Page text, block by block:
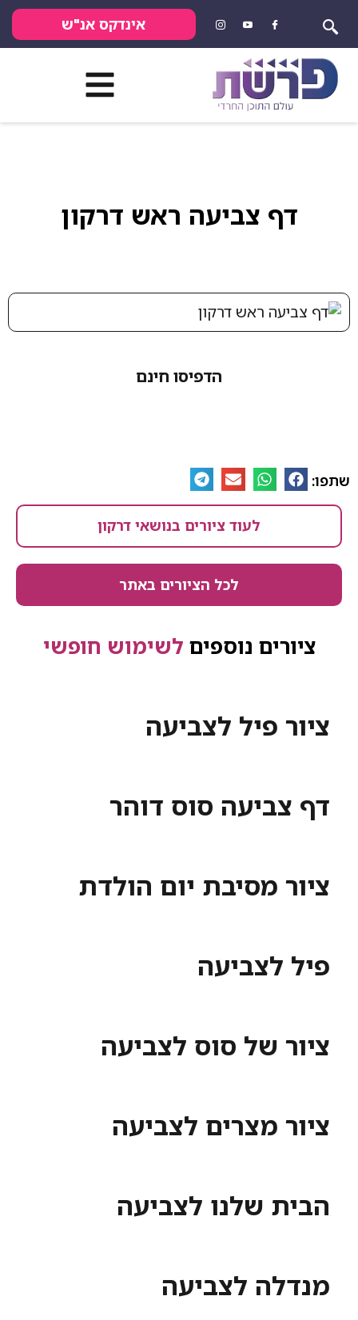
אינדקס אנ"ש
צביעה ראש דרקון
הדפיסו חינם
לעוד ציורים בנושאי דרקון
לכל הציורים באתר
נוספים לשימוש חופשי
פיל לצביעה
סוס דוהר
מסיבת יום הולדת
של סוס לצביעה
מצרים לצביעה
שלנו לצביעה
לצביעה